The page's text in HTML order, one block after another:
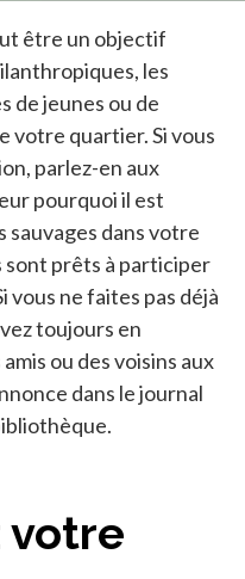
être un objectif
les
de jeunes ou de
votre quartier. Si vous
parlez-en aux
pourquoi il est
sauvages dans votre
sont prêts à participer
vous ne faites pas déjà
toujours en
ou des voisins aux
dans le journal
votre